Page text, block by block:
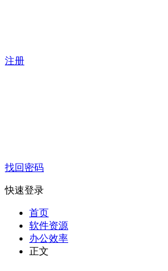
注册
找回密码
快速登录
首页
软件资源
办公效率
正文